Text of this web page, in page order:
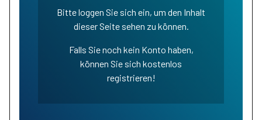
Bitte loggen Sie sich ein, um den Inhalt
dieser Seite sehen zu können.
Falls Sie noch kein Konto haben,
können Sie sich kostenlos
registrieren!